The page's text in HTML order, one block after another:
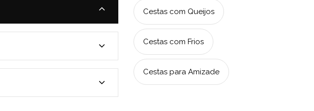
Cestas com Queijos
Cestas com Frios
Cestas para Amizade